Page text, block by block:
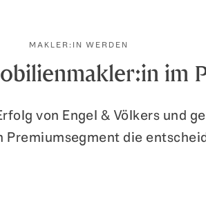
MAKLER:IN WERDEN
im
von Engel & Völkers und
die